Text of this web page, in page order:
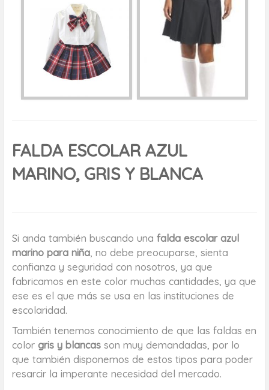
FALDA ESCOLAR AZUL
MARINO, GRIS Y BLANCA
Si anda también buscando una falda escolar azul
marino para niña, no debe preocuparse, sienta
confianza y seguridad con nosotros, ya que
fabricamos en este color muchas cantidades, ya que
ese es el que más se usa en las instituciones de
escolaridad.
También tenemos conocimiento de que las faldas en
color gris y blancas son muy demandadas, por lo
que también disponemos de estos tipos para poder
resarcir la imperante necesidad del mercado.